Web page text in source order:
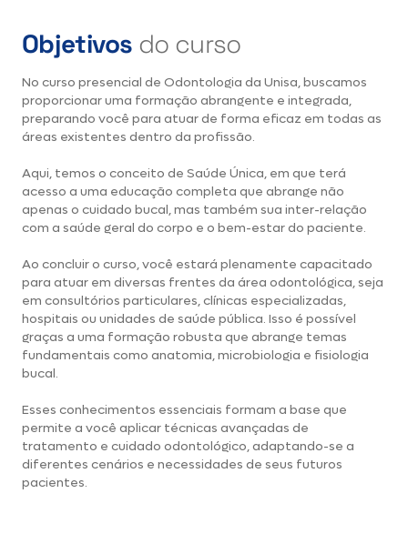
Objetivos do curso
No curso presencial de Odontologia da Unisa, buscamos
proporcionar uma formação abrangente e integrada,
preparando você para atuar de forma eficaz em todas as
áreas existentes dentro da profissão.
Aqui, temos o conceito de Saúde Única, em que terá
acesso a uma educação completa que abrange não
apenas o cuidado bucal, mas também sua inter-relação
com a saúde geral do corpo e o bem-estar do paciente.
Ao concluir o curso, você estará plenamente capacitado
para atuar em diversas frentes da área odontológica, seja
em consultórios particulares, clínicas especializadas,
hospitais ou unidades de saúde pública. Isso é possível
graças a uma formação robusta que abrange temas
fundamentais como anatomia, microbiologia e fisiologia
bucal.
Esses conhecimentos essenciais formam a base que
permite a você aplicar técnicas avançadas de
tratamento e cuidado odontológico, adaptando-se a
diferentes cenários e necessidades de seus futuros
pacientes.